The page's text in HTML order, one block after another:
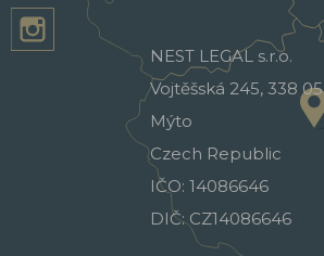
NEST LEGAL s.r.o.
Vojtěšská 245, 338 05
Mýto
Czech Republic
IČO: 14086646
DIČ: CZ14086646